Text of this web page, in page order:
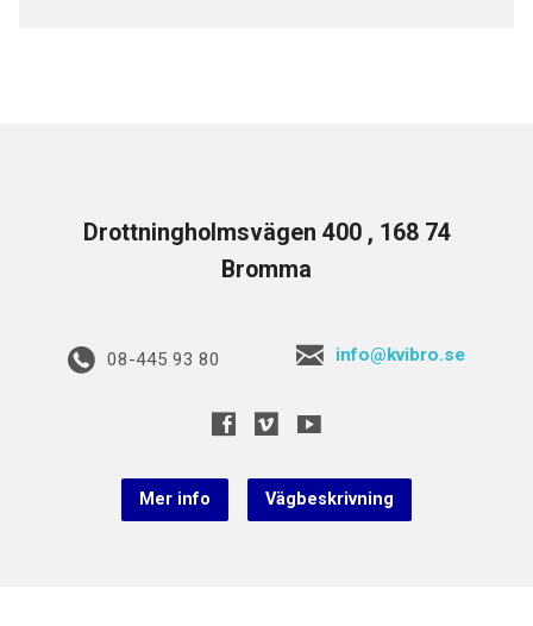
Drottningholmsvägen 400 , 168 74
Bromma
08-445 93 80 info@kvibro.se
Mer info Vägbeskrivning